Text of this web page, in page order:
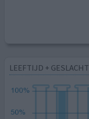
LEEFTIJD + GESLACHT